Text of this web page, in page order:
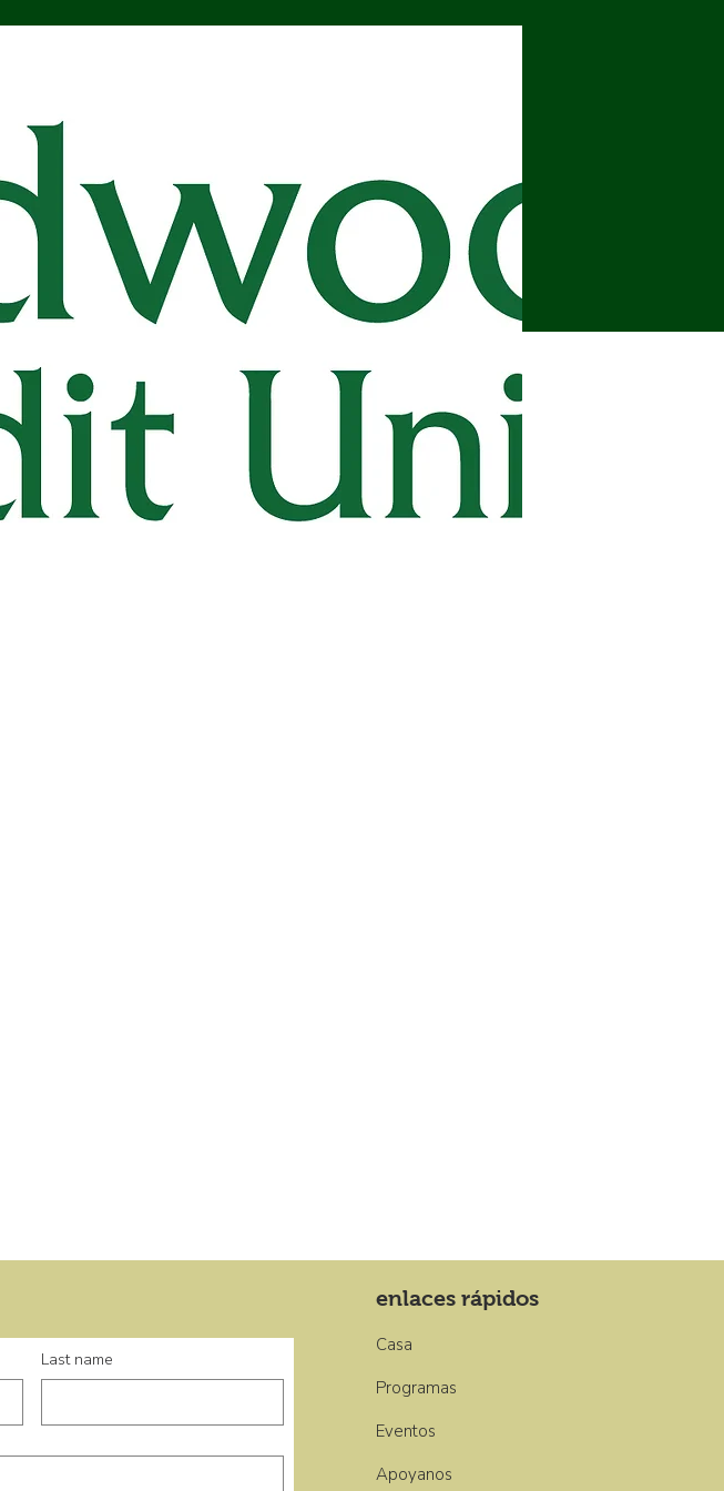
Last name
enlaces rápidos
Casa
Programas
Eventos
Apoyanos